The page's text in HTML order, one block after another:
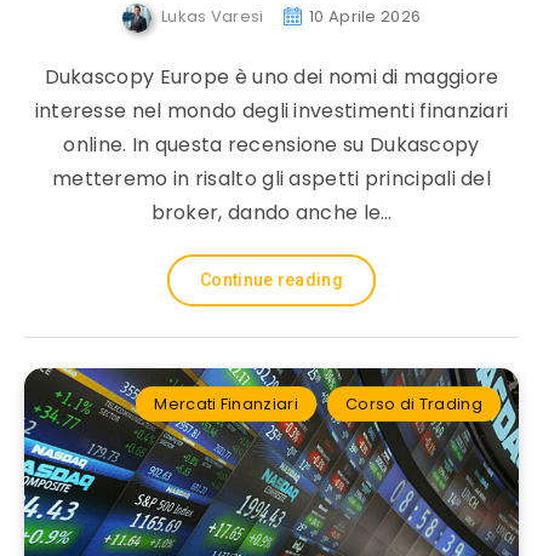
Lukas Varesi 10 Aprile 2026
Dukascopy Europe è uno dei nomi di maggiore
interesse nel mondo degli investimenti finanziari
online. In questa recensione su Dukascopy
metteremo in risalto gli aspetti principali del
broker, dando anche le…
Continue reading
Mercati Finanziari Corso di Trading